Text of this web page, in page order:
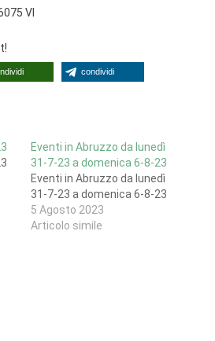
VI
condividi
Eventi in Abruzzo da lunedì
31-7-23 a domenica 6-8-23
Eventi in Abruzzo da lunedì
31-7-23 a domenica 6-8-23
5 Agosto 2023
Articolo simile